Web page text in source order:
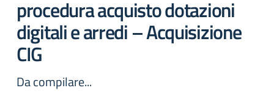
procedura acquisto dotazioni
digitali e arredi – Acquisizione
CIG
Da compilare...